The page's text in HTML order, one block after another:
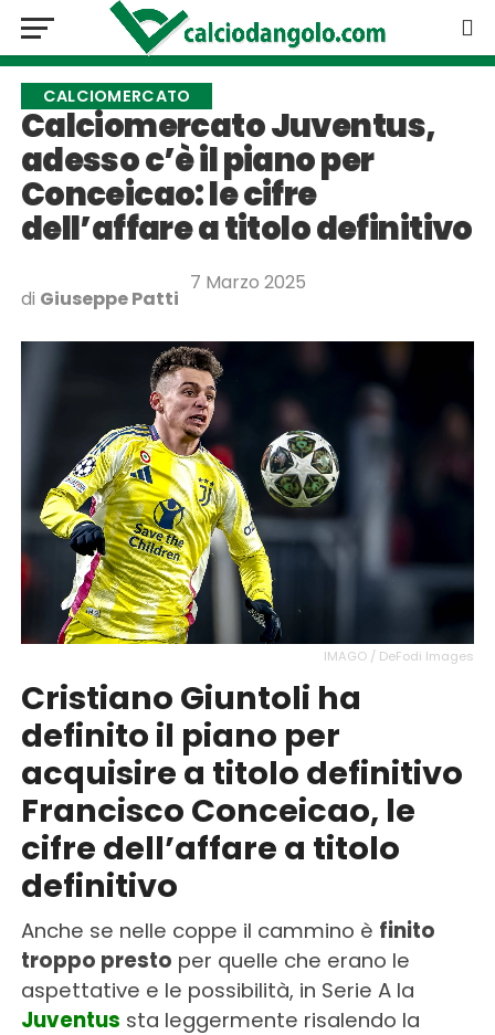
CALCIOMERCATO
Calciomercato Juventus,
adesso c’è il piano per
Conceicao: le cifre
dell’affare a titolo definitivo
di Giuseppe Patti
7 Marzo 2025
IMAGO / DeFodi Images
Cristiano Giuntoli ha
definito il piano per
acquisire a titolo definitivo
Francisco Conceicao, le
cifre dell’affare a titolo
definitivo
Anche se nelle coppe il cammino è finito
troppo presto per quelle che erano le
aspettative e le possibilità, in Serie A la
Juventus sta leggermente risalendo la